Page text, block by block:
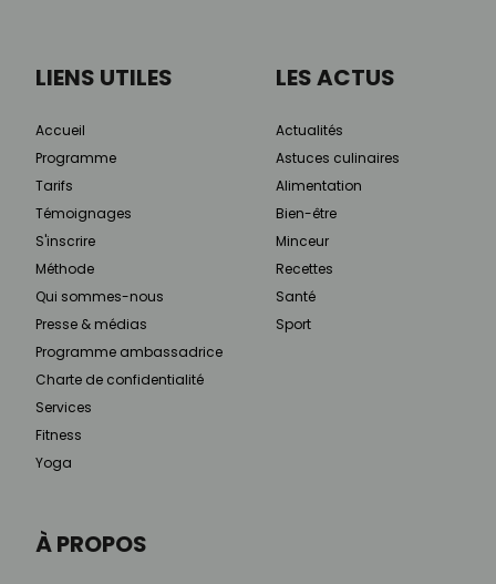
À PROPOS
LIENS UTILES
Accueil
Programme
Tarifs
Témoignages
S'inscrire
Méthode
Qui sommes-nous
Presse & médias
Programme ambassadrice
Charte de confidentialité
Services
Fitness
Yoga
LES ACTUS
Actualités
Astuces culinaires
Alimentation
Bien-être
Minceur
Recettes
Santé
Sport